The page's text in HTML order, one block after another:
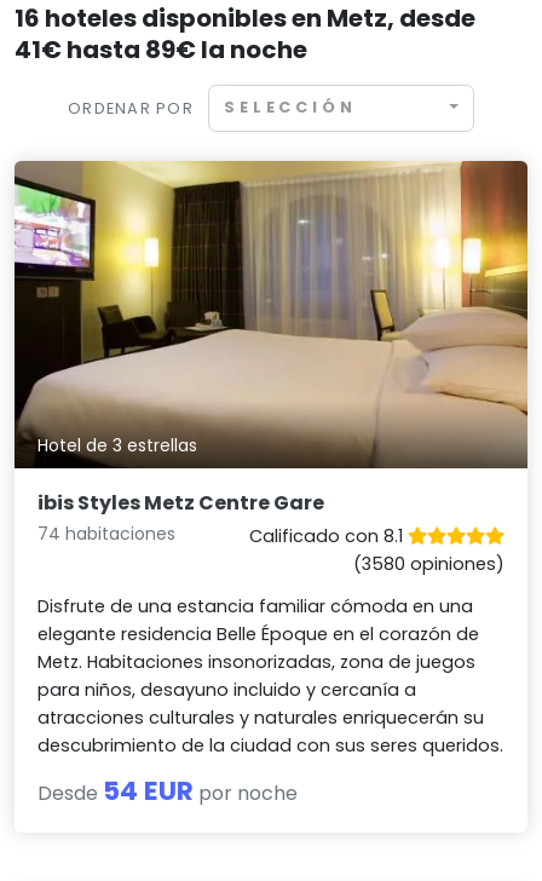
16 hoteles disponibles en Metz, desde
41€ hasta 89€ la noche
ORDENAR POR SELECCIÓN
Hotel de 3 estrellas
ibis Styles Metz Centre Gare
74 habitaciones
Calificado con 8.1
(3580 opiniones)
Disfrute de una estancia familiar cómoda en una
elegante residencia Belle Époque en el corazón de
Metz. Habitaciones insonorizadas, zona de juegos
para niños, desayuno incluido y cercanía a
atracciones culturales y naturales enriquecerán su
descubrimiento de la ciudad con sus seres queridos.
Desde 54 EUR por noche